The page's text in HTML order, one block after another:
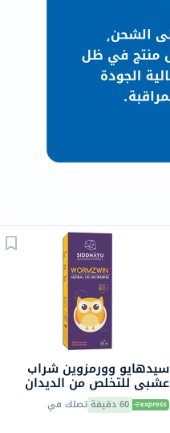
سيدهايو وورمزوين شراب
عشبي للتخلص من الديدان
بنكهة الفاكهة للأطفال 150
مل 60 دقيقة تصلك في